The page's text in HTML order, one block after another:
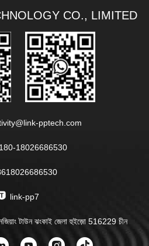
CO., LIMITED
pptech.com
18026686530
link-pp7
টাউন ঝংকাই জেলা হুইজ়ো 516229 চীন